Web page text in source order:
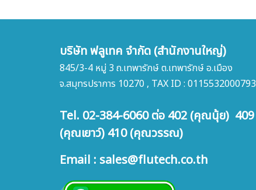
บริษัท ฟลูเทค จำกัด (สำนักงานใหญ่)
845/3-4 หมู่ 3 ถ.เทพารักษ์ ต.เทพารักษ์ อ.เมือง
จ.สมุทรปราการ 10270 , TAX ID : 0115532000793
Tel. 02-384-6060 ต่อ 402 (คุณนุ้ย) 409
(คุณเยาว์) 410 (คุณวรรณ)
Email : sales@flutech.co.th